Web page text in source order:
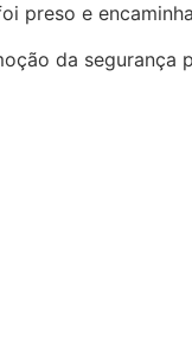
preso e
da segurança